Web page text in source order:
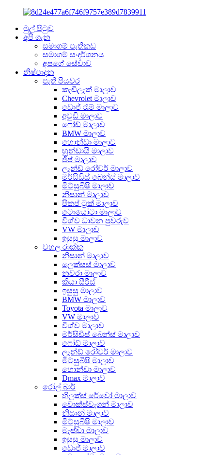
මුල් පිටුව
අපි ගැන
සමාගම් පැතිකඩ
සමාගම් සංදර්ශනය
අපගේ සේවාව
නිෂ්පාදන
පැති පියවර
කැඩිලැක් මාලාව
Chevrolet මාලාව
ඩොජ් රැම් මාලාව
අවුඩි මාලාව
ෆෝඩ් මාලාව
BMW මාලාව
හොන්ඩා මාලාව
හුන්ඩායි මාලාව
ජීප් මාලාව
ලෑන්ඩ් රෝවර් මාලාව
මර්සිඩීස් බෙන්ස් මාලාව
මිට්සුබිෂි මාලාව
නිසාන් මාලාව
පිකප් ට්‍රක් මාලාව
ටොයෝටා මාලාව
විශ්ව ධාවන පුවරුව
VW මාලාව
ඉසුසු මාලාව
වහල රාක්ක
නිසාන් මාලාව
ලෙක්සස් මාලාව
නවරා මාලාව
කියා සීරීස්
ඉසුසු මාලාව
BMW මාලාව
Toyota මාලාව
VW මාලාව
විශ්ව මාලාව
මර්සිඩීස් බෙන්ස් මාලාව
ෆෝඩ් මාලාව
ලෑන්ඩ් රෝවර් මාලාව
මිට්සුබිෂි මාලාව
හොන්ඩා මාලාව
Dmax මාලාව
රෝල් බාර්
හිලක්ස් රේවෝ මාලාව
වොක්ස්වැගන් මාලාව
නිසාන් මාලාව
මිට්සුබිෂි මාලාව
මැස්ඩා මාලාව
ඉසුසු මාලාව
ඩොජ් මාලාව